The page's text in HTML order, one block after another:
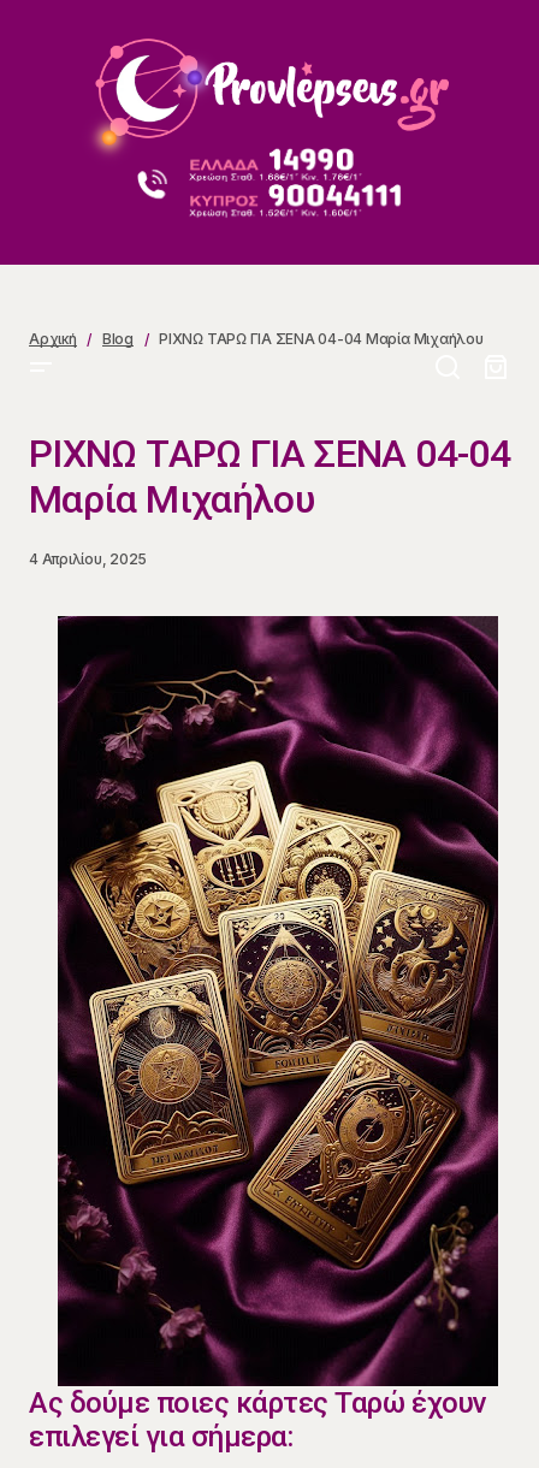
Αρχική Blog ΡΙΧΝΩ ΤΑΡΩ ΓΙΑ ΣΕΝΑ 04-04 Μαρία Μιχαήλου
ΡΙΧΝΩ ΤΑΡΩ ΓΙΑ ΣΕΝΑ 04-04
Μαρία Μιχαήλου
4 Απριλίου, 2025
Ας δούμε ποιες κάρτες Ταρώ έχουν
επιλεγεί για σήμερα: